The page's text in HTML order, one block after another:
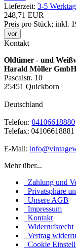
Lieferzeit: 3-5
248,71 EUR
Preis pro Stück; inkl.
vor
Kontakt
Oldtimer - und
Harald Möller GmbH
Pascalstr. 10
25451 Quickborn
Deutschland
Telefon: 04106618880
Telefax: 04106618881
E-Mail:
Mehr über...
Zahlung und
Privatsphäre
Unsere AGB
Impressum
Kontakt
Widerrufsrecht
Vertrag
Cookie